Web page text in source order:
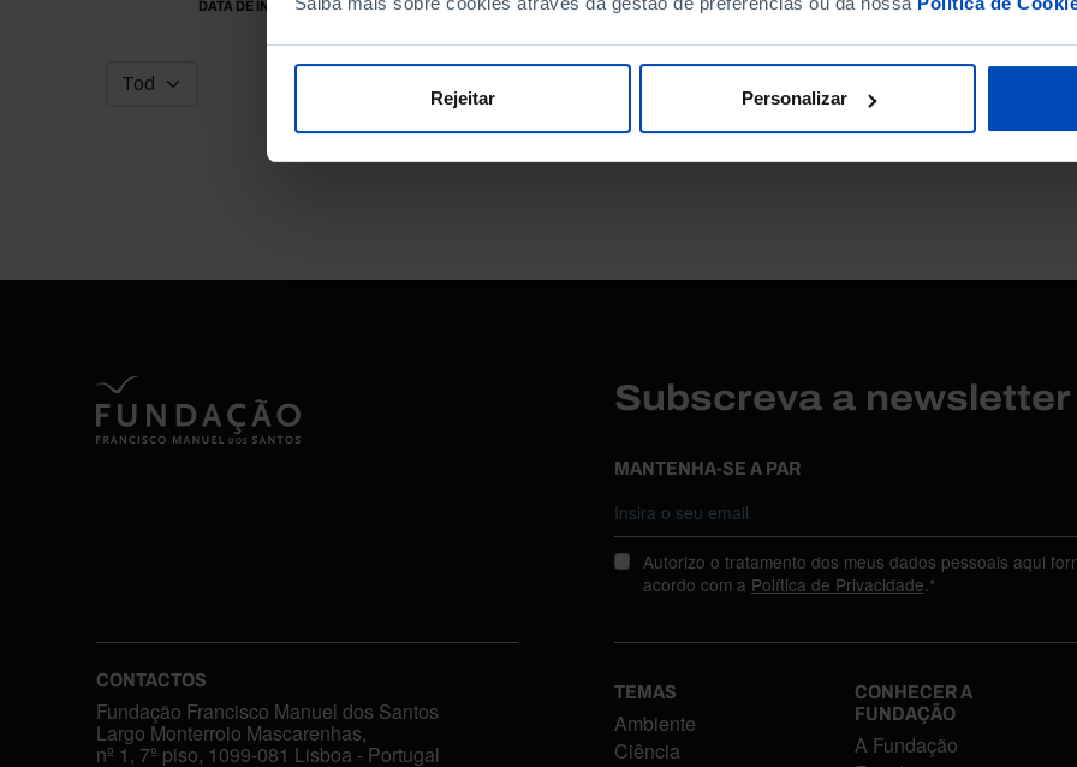
Rejeitar Personalizar
DATA DE INÍCIO
DATA DE FIM
Subscreva a
MANTENHA-SE A PAR
Autorizo o tratamento dos meus dados pessoais aqui
acordo com a Política de Privacidade.*
CONTACTOS
Fundação Francisco Manuel dos Santos
Largo Monterroio Mascarenhas,
nº 1, 7º piso, 1099-081 Lisboa - Portugal
TEMAS
Ambiente
Ciência
CONHECER A
FUNDAÇÃO
A Fundação